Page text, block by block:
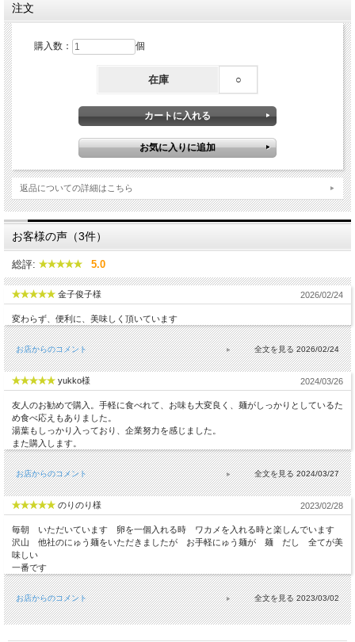
注文
購入数： 個
在庫 ○
返品についての詳細はこちら
お客様の声（3件）
総評: 5.0
金子俊子様 2026/02/24
変わらず、便利に、美味しく頂いています
お店からのコメント 2026/02/24
yukko様 2024/03/26
友人のお勧めで購入。手軽に食べれて、お味も大変良く、麺がしっかりとしているた
め食べ応えもありました。
湯葉もしっかり入っており、企業努力を感じました。
また購入します。
お店からのコメント 2024/03/27
のりのり様 2023/02/28
毎朝 いただいています 卵を一個入れる時 ワカメを入れる時と楽しんでいます
沢山 他社のにゅう麺をいただきましたが お手軽にゅう麺が 麺 だし 全てが美
味しい
一番です
お店からのコメント 2023/03/02